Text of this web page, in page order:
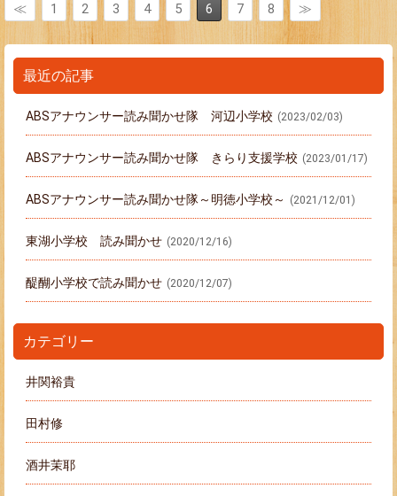
≪ 1 2 3 4 5 6 7 8 ≫
最近の記事
ABSアナウンサー読み聞かせ隊 河辺小学校 (2023/02/03)
ABSアナウンサー読み聞かせ隊 きらり支援学校 (2023/01/17)
ABSアナウンサー読み聞かせ隊～明徳小学校～ (2021/12/01)
東湖小学校 読み聞かせ (2020/12/16)
醍醐小学校で読み聞かせ (2020/12/07)
カテゴリー
井関裕貴
田村修
酒井茉耶